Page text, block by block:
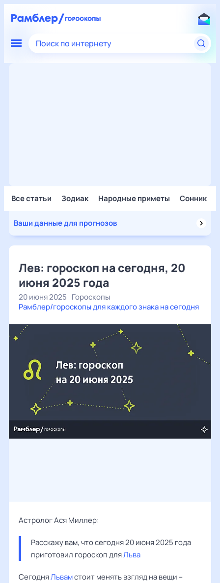
Поиск по интернету
Все статьи Зодиак Народные приметы Сонник
Ваши данные для прогнозов
Лев: гороскоп на сегодня, 20
июня 2025 года
20 июня 2025 Гороскопы
Рамблер/гороскопы для каждого знака на сегодня
Астролог Ася Миллер:
Расскажу вам, что сегодня 20 июня 2025 года
приготовил гороскоп для Льва
СегодняЛьвамстоит менять взгляд на вещи –